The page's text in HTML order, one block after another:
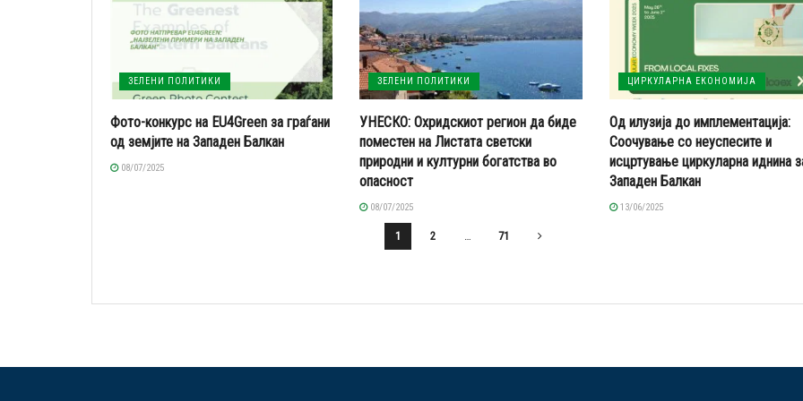
ЗЕЛЕНИ ПОЛИТИКИ
Фото-конкурс на EU4Green за граѓани
од земјите на Западен Балкан
08/07/2025
ЗЕЛЕНИ ПОЛИТИКИ
УНЕСКО: Охридскиот регион да биде
поместен на Листата светски
природни и културни богатства во
опасност
08/07/2025
ЦИРКУЛАРНА ЕКОНОМИЈА
Од илузија до имплементација:
Соочување со неуспесите и
исцртување циркуларна иднина
Западен Балкaн
13/06/2025
1 2 … 71